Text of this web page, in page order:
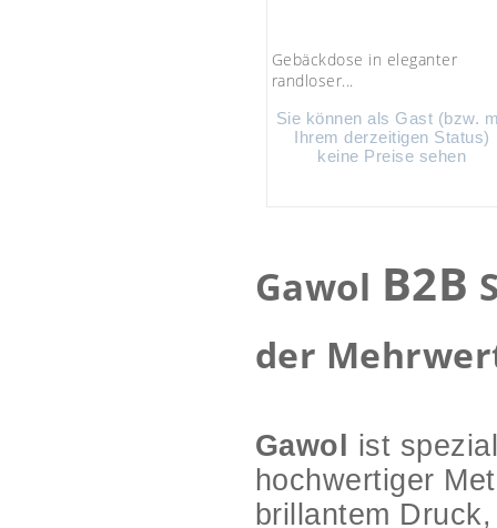
Gebäckdose in eleganter
randloser...
Sie können als Gast (bzw.
Ihrem derzeitigen Status)
keine Preise sehen
Gawol B2B
der
Gawol
ist
hochwertiger
brillantem